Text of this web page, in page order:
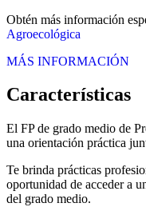
Obtén más información
Agroecológica
MÁS INFORMACIÓN
Características
El FP de grado medio de
una orientación práctica
Te brinda prácticas
oportunidad de acceder a
del grado medio.